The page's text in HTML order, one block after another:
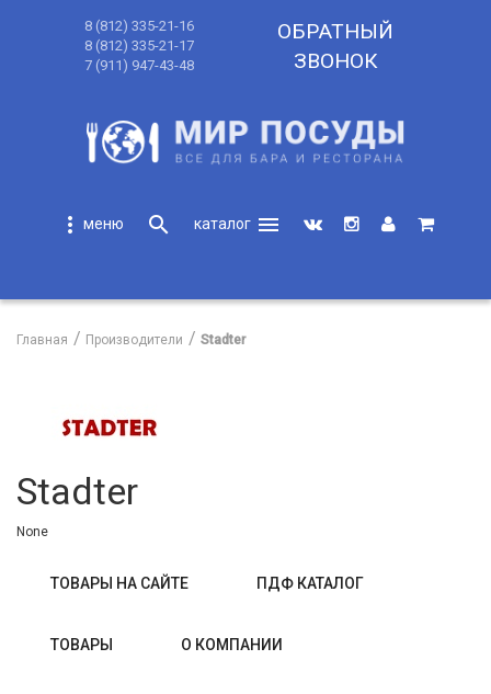
8 (812) 335-21-16
8 (812) 335-21-17
7 (911) 947-43-48
ОБРАТНЫЙ
ЗВОНОК
more_vert search
menu
Главная Производители Stadter
Stadter
None
ТОВАРЫ НА САЙТЕ ПДФ КАТАЛОГ
ТОВАРЫ О КОМПАНИИ